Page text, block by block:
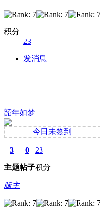
积分
23
发消息
韶年如梦
今日未签到
3
主题
0
帖子
23
积分
版主